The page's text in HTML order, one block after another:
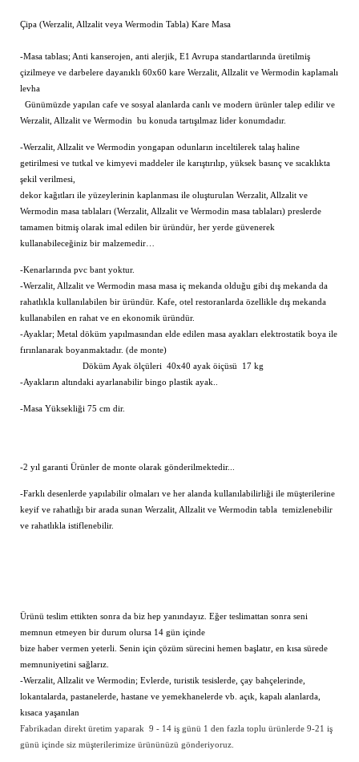
Çipa (Werzalit, Allzalit veya Wermodin Tabla) Kare Masa
-Masa tablası; Anti kanserojen, anti alerjik, E1 Avrupa standartlarında üretilmiş
çizilmeye ve darbelere dayanıklı 60x60 kare Werzalit, Allzalit ve Wermodin kaplamalı
levha
Günümüzde yapılan cafe ve sosyal alanlarda canlı ve modern ürünler talep edilir ve
Werzalit, Allzalit ve Wermodin bu konuda tartışılmaz lider konumdadır.
-Werzalit, Allzalit ve Wermodin yongapan odunların inceltilerek talaş haline
getirilmesi ve tutkal ve kimyevi maddeler ile karıştırılıp, yüksek basınç ve sıcaklıkta
şekil verilmesi,
dekor kağıtları ile yüzeylerinin kaplanması ile oluşturulan Werzalit, Allzalit ve
Wermodin masa tablaları (Werzalit, Allzalit ve Wermodin masa tablaları) preslerde
tamamen bitmiş olarak imal edilen bir üründür, her yerde güvenerek
kullanabileceğiniz bir malzemedir…
-Kenarlarında pvc bant yoktur.
-Werzalit, Allzalit ve Wermodin masa masa iç mekanda olduğu gibi dış mekanda da
rahatlıkla kullanılabilen bir üründür. Kafe, otel restoranlarda özellikle dış mekanda
kullanabilen en rahat ve en ekonomik üründür.
-Ayaklar; Metal döküm yapılmasından elde edilen masa ayakları elektrostatik boya ile
fırınlanarak boyanmaktadır. (de monte)
Döküm Ayak ölçüleri 40x40 ayak öiçüsü 17 kg
-Ayakların altındaki ayarlanabilir bingo plastik ayak..
-Masa Yüksekliği 75 cm dir.
-2 yıl garanti Ürünler de monte olarak gönderilmektedir...
-Farklı desenlerde yapılabilir olmaları ve her alanda kullanılabilirliği ile müşterilerine
keyif ve rahatlığı bir arada sunan Werzalit, Allzalit ve Wermodin tabla temizlenebilir
ve rahatlıkla istiflenebilir.
Ürünü teslim ettikten sonra da biz hep yanındayız. Eğer teslimattan sonra seni
memnun etmeyen bir durum olursa 14 gün içinde
bize haber vermen yeterli. Senin için çözüm sürecini hemen başlatır, en kısa sürede
memnuniyetini sağlarız.
-Werzalit, Allzalit ve Wermodin; Evlerde, turistik tesislerde, çay bahçelerinde,
lokantalarda, pastanelerde, hastane ve yemekhanelerde vb. açık, kapalı alanlarda,
kısaca yaşanılan
Fabrikadan direkt üretim yaparak 9 - 14 iş günü 1 den fazla toplu ürünlerde 9-21 iş
günü içinde siz müşterilerimize ürününüzü gönderiyoruz.